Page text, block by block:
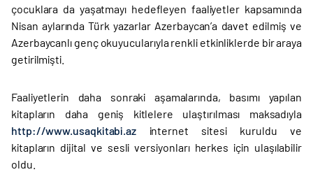
çocuklara da yaşatmayı hedefleyen faaliyetler kapsamında
Nisan aylarında Türk yazarlar Azerbaycan’a davet edilmiş ve
Azerbaycanlı genç okuyucularıyla renkli etkinliklerde bir araya
getirilmişti.
Faaliyetlerin daha sonraki aşamalarında, basımı yapılan
kitapların daha geniş kitlelere ulaştırılması maksadıyla
http://www.usaqkitabi.az internet sitesi kuruldu ve
kitapların dijital ve sesli versiyonları herkes için ulaşılabilir
oldu.